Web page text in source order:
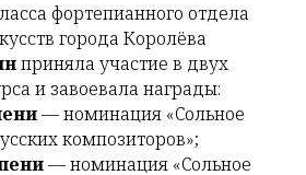
фортепианного отдела
города Королёва
приняла участие в двух
и завоевала награды:
— номинация «Сольное
композиторов»;
— номинация «Сольное